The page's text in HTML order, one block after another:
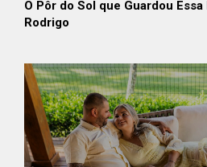
O Pôr do Sol que Guardou
Rodrigo